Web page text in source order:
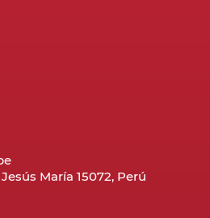
María 15072, Perú